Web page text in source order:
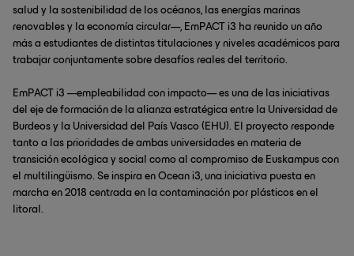
salud y la sostenibilidad de los océanos, las energías marinas
renovables y la economía circular—, EmPACT i3 ha reunido un año
más a estudiantes de distintas titulaciones y niveles académicos para
trabajar conjuntamente sobre desafíos reales del territorio.
EmPACT i3 —empleabilidad con impacto— es una de las iniciativas
del eje de formación de la alianza estratégica entre la Universidad de
Burdeos y la Universidad del País Vasco (EHU). El proyecto responde
tanto a las prioridades de ambas universidades en materia de
transición ecológica y social como al compromiso de Euskampus con
el multilingüismo. Se inspira en Ocean i3, una iniciativa puesta en
marcha en 2018 centrada en la contaminación por plásticos en el
litoral.